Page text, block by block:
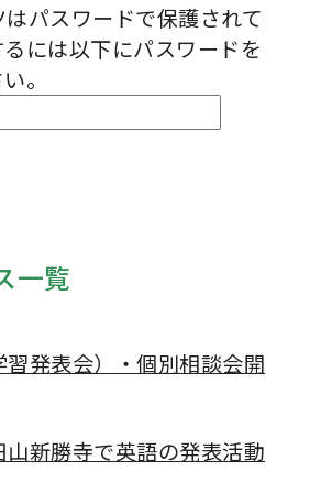
パスワードで保護されて
には以下にパスワードを
。
一覧
発表会）・個別相談会開
新勝寺で英語の発表活動